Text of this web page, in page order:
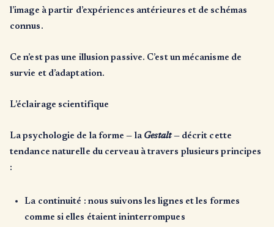
l’image à partir d’expériences antérieures et de schémas
connus.
Ce n’est pas une illusion passive. C’est un mécanisme de
survie et d’adaptation.
L’éclairage scientifique
La psychologie de la forme — la Gestalt— décrit cette
tendance naturelle du cerveau à travers plusieurs principes
:
La continuité : nous suivons les lignes et les formes
comme si elles étaient ininterrompues